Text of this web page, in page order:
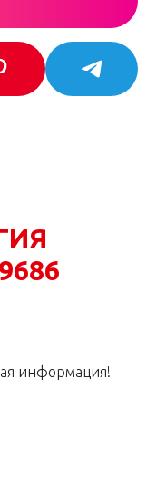
информация!